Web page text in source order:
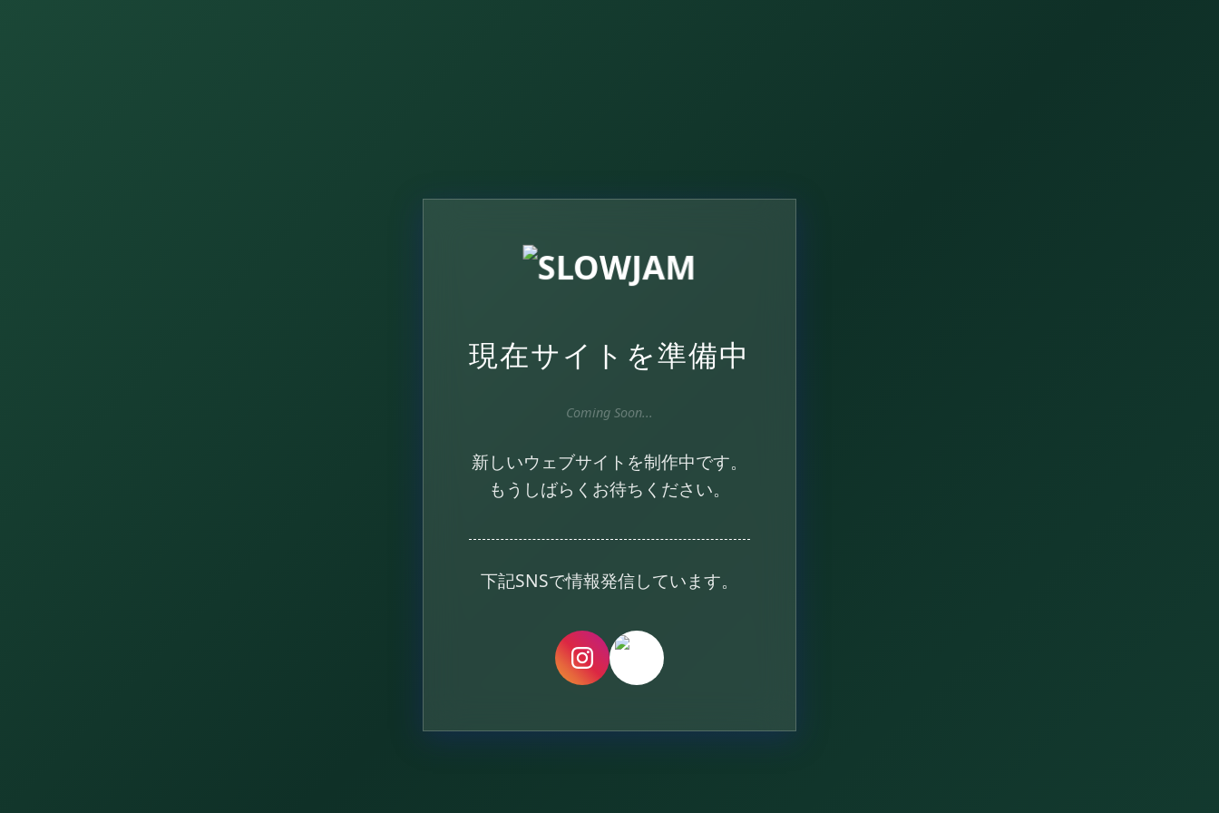
現在サイトを準備中
Coming Soon...
新しいウェブサイトを制作中です。
もうしばらくお待ちください。
下記SNSで情報発信しています。